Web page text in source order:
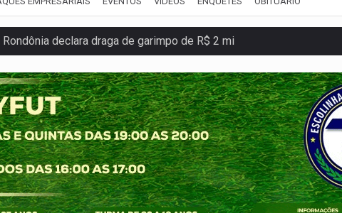
declara draga de garimpo de R$ 2 mi
ensino fundamental em Rondônia
as contas ficaram mais difíceis
em cinco dias na Bolívia
para crianças e adolescentes
que atacaram provedores de internet